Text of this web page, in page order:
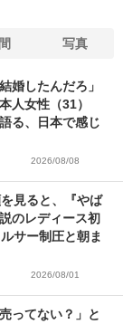
写真
婚したんだろ」
人女性（31）
る、日本で感じ
2026/08/08
見ると、『やば
のレディース初
サー制圧と朝ま
2026/08/01
ってない？」と